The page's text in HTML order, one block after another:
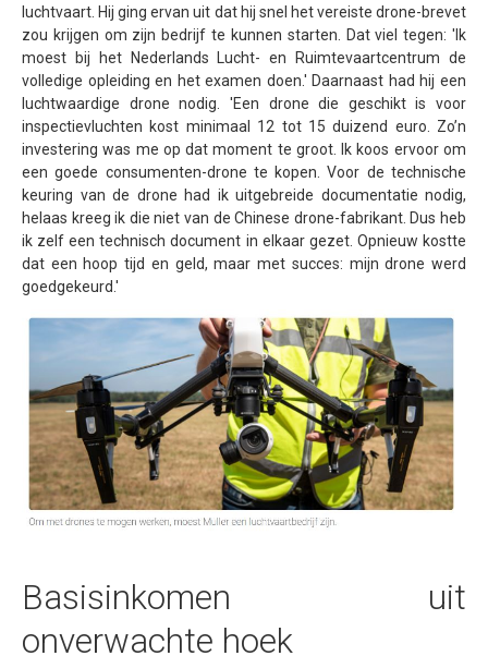
uAvionix EU Webshop
Training
Portfolio
Nieuws
Contact
Algemene Voorwaarden
luchtvaart. Hij ging ervan uit dat hij snel het vereiste drone-brevet
zou krijgen om zijn bedrijf te kunnen starten. Dat viel tegen: 'Ik
moest bij het Nederlands Lucht- en Ruimtevaartcentrum de
volledige opleiding en het examen doen.' Daarnaast had hij een
luchtwaardige drone nodig. 'Een drone die geschikt is voor
inspectievluchten kost minimaal 12 tot 15 duizend euro. Zo’n
investering was me op dat moment te groot. Ik koos ervoor om
een goede consumenten-drone te kopen. Voor de technische
keuring van de drone had ik uitgebreide documentatie nodig,
helaas kreeg ik die niet van de Chinese drone-fabrikant. Dus heb
ik zelf een technisch document in elkaar gezet. Opnieuw kostte
dat een hoop tijd en geld, maar met succes: mijn drone werd
goedgekeurd.'
Basisinkomen uit
onverwachte hoek